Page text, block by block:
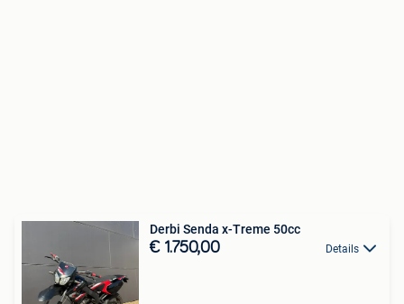
Derbi Senda x-Treme 50cc
€ 1.750,00 Details